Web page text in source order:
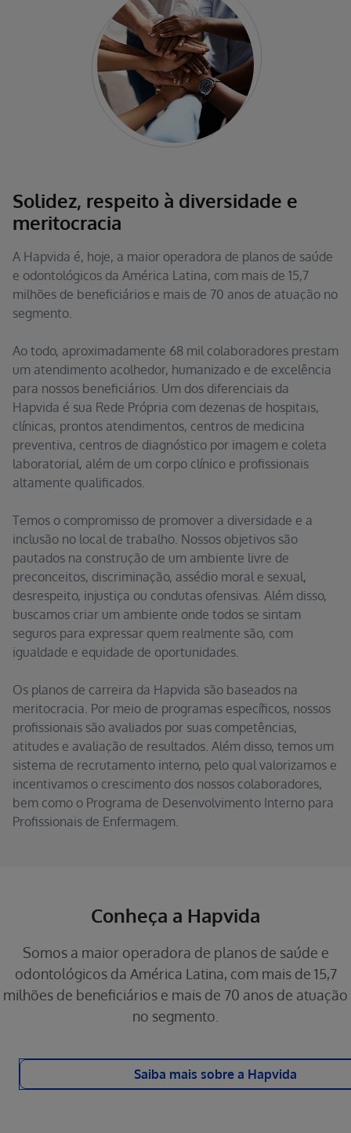
Solidez, respeito à diversidade e
meritocracia
A Hapvida é, hoje, a maior operadora de planos de saúde
e odontológicos da América Latina, com mais de 15,7
milhões de beneficiários e mais de 70 anos de atuação no
segmento.
Ao todo, aproximadamente 68 mil colaboradores prestam
um atendimento acolhedor, humanizado e de excelência
para nossos beneficiários. Um dos diferenciais da
Hapvida é sua Rede Própria com dezenas de hospitais,
clínicas, prontos atendimentos, centros de medicina
preventiva, centros de diagnóstico por imagem e coleta
laboratorial, além de um corpo clínico e profissionais
altamente qualificados.
Temos o compromisso de promover a diversidade e a
inclusão no local de trabalho. Nossos objetivos são
pautados na construção de um ambiente livre de
preconceitos, discriminação, assédio moral e sexual,
desrespeito, injustiça ou condutas ofensivas. Além disso,
buscamos criar um ambiente onde todos se sintam
seguros para expressar quem realmente são, com
igualdade e equidade de oportunidades.
Os planos de carreira da Hapvida são baseados na
meritocracia. Por meio de programas específicos, nossos
profissionais são avaliados por suas competências,
atitudes e avaliação de resultados. Além disso, temos um
sistema de recrutamento interno, pelo qual valorizamos e
incentivamos o crescimento dos nossos colaboradores,
bem como o Programa de Desenvolvimento Interno para
Profissionais de Enfermagem.
Conheça a Hapvida
Somos a maior operadora de planos de saúde e
odontológicos da América Latina, com mais de 15,7
milhões de beneficiários e mais de 70 anos de atuação
no segmento.
Saiba mais sobre a Hapvida